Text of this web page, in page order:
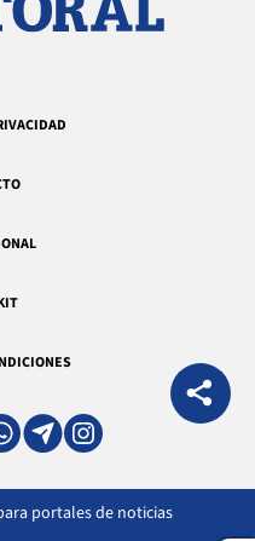
portales de noticias